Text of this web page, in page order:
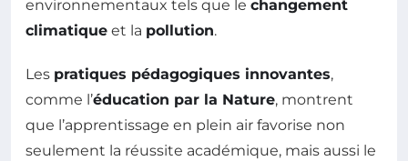
environnementaux tels que le changement
climatique et la pollution.
Les pratiques pédagogiques innovantes,
comme l’éducation par la Nature, montrent
que l’apprentissage en plein air favorise non
seulement la réussite académique, mais aussi le